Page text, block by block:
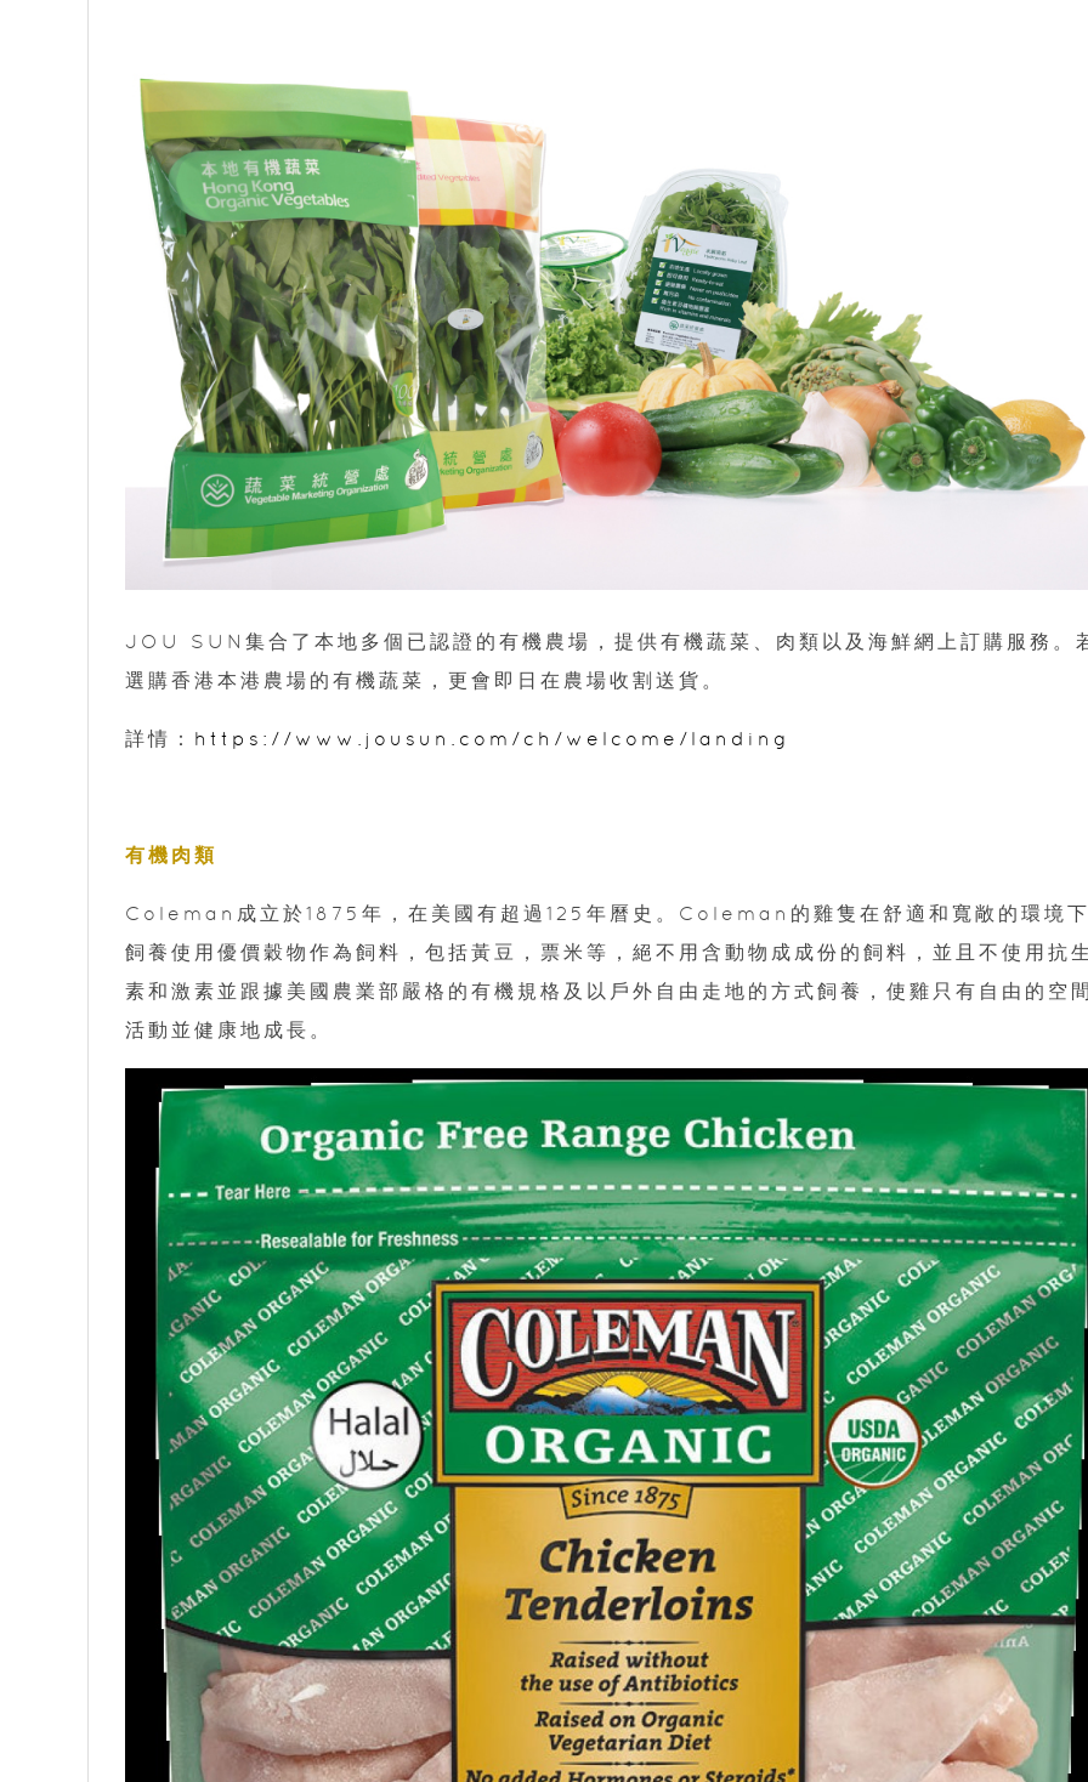
JOU SUN集合了本地多個已認證的有機農場，提供有機蔬菜、肉類以及海鮮網上訂購服務。
選購香港本港農場的有機蔬菜，更會即日在農場收割送貨。
詳情： https://www.jousun.com/ch/welcome/landing
有機肉類
Coleman成立於1875年，在美國有超過125年曆史。Coleman的雞隻在舒適和寬敞的環境
飼養使用優價穀物作為飼料，包括黃豆，票米等，絕不用含動物成成份的飼料，並且不使用抗
素和激素並跟據美國農業部嚴格的有機規格及以戶外自由走地的方式飼養，使雞只有自由的空
活動並健康地成長。